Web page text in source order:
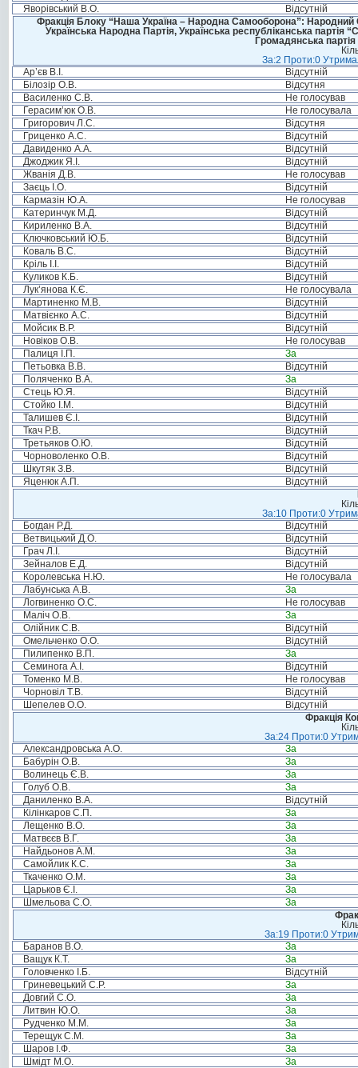
Яворівський В.О.
Відсутній
Фракція Блоку “Наша Україна – Народна Самооборона”: Народний
Українська Народна Партія, Українська республіканська
Громадянська
За:2 Проти:0
Ар’єв В.І.
Відсутній
Білозір О.В.
Відсутня
Василенко С.В.
Не голосував
Герасим’юк О.В.
Не голосувала
Григорович Л.С.
Відсутня
Гриценко А.С.
Відсутній
Давиденко А.А.
Відсутній
Джоджик Я.І.
Відсутній
Жванія Д.В.
Не голосував
Заєць І.О.
Відсутній
Кармазін Ю.А.
Не голосував
Катеринчук М.Д.
Відсутній
Кириленко В.А.
Відсутній
Ключковський Ю.Б.
Відсутній
Коваль В.С.
Відсутній
Кріль І.І.
Відсутній
Куликов К.Б.
Відсутній
Лук’янова К.Є.
Не голосувала
Мартиненко М.В.
Відсутній
Матвієнко А.С.
Відсутній
Мойсик В.Р.
Відсутній
Новіков О.В.
Не голосував
Палиця І.П.
За
Петьовка В.В.
Відсутній
Поляченко В.А.
За
Стець Ю.Я.
Відсутній
Стойко І.М.
Відсутній
Талишев Є.І.
Відсутній
Ткач Р.В.
Відсутній
Третьяков О.Ю.
Відсутній
Чорноволенко О.В.
Відсутній
Шкутяк З.В.
Відсутній
Яценюк А.П.
Відсутній
За:10 Проти:0
Богдан Р.Д.
Відсутній
Ветвицький Д.О.
Відсутній
Грач Л.І.
Відсутній
Зейналов Е.Д.
Відсутній
Королевська Н.Ю.
Не голосувала
Лабунська А.В.
За
Логвиненко О.С.
Не голосував
Маліч О.В.
За
Олійник С.В.
Відсутній
Омельченко О.О.
Відсутній
Пилипенко В.П.
За
Семинога А.І.
Відсутній
Томенко М.В.
Не голосував
Чорновіл Т.В.
Відсутній
Шепелев О.О.
Відсутній
Фракція
За:24 Проти:0
Александровська А.О.
За
Бабурін О.В.
За
Волинець Є.В.
За
Голуб О.В.
За
Даниленко В.А.
Відсутній
Кілінкаров С.П.
За
Лещенко В.О.
За
Матвєєв В.Г.
За
Найдьонов А.М.
За
Самойлик К.С.
За
Ткаченко О.М.
За
Царьков Є.І.
За
Шмельова С.О.
За
За:19 Проти:0
Баранов В.О.
За
Ващук К.Т.
За
Головченко І.Б.
Відсутній
Гриневецький С.Р.
За
Довгий С.О.
За
Литвин Ю.О.
За
Рудченко М.М.
За
Терещук С.М.
За
Шаров І.Ф.
За
Шмідт М.О.
За